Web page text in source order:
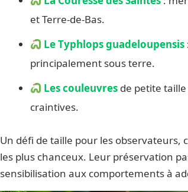
et Terre-de-Bas.
Le Typhlops guadeloupensis
principalement sous terre.
Les couleuvres de petite
craintives.
Un défi de taille pour les observateurs,
les plus chanceux. Leur préservation
sensibilisation aux comportements à